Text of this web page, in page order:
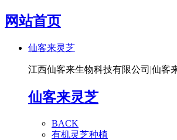
网站首页
仙客来灵芝
江西仙客来生物科技有限公司|仙客
仙客来灵芝
BACK
有机灵芝种植